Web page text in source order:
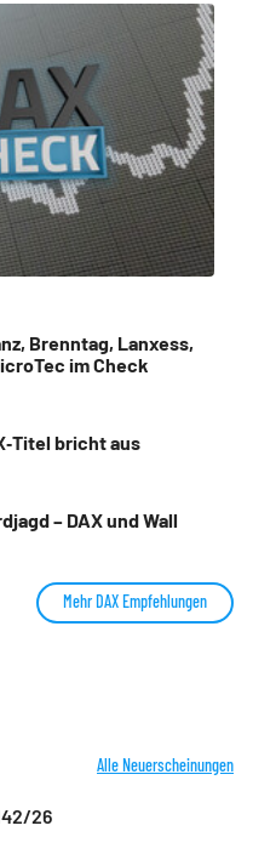
Brenntag, Lanxess,
im Check
bricht aus
– DAX und Wall
Mehr DAX Empfehlungen
Alle Neuerscheinungen
26